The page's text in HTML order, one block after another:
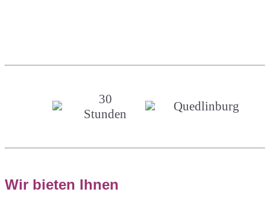
30
Stunden
Quedlinburg
Wir bieten Ihnen